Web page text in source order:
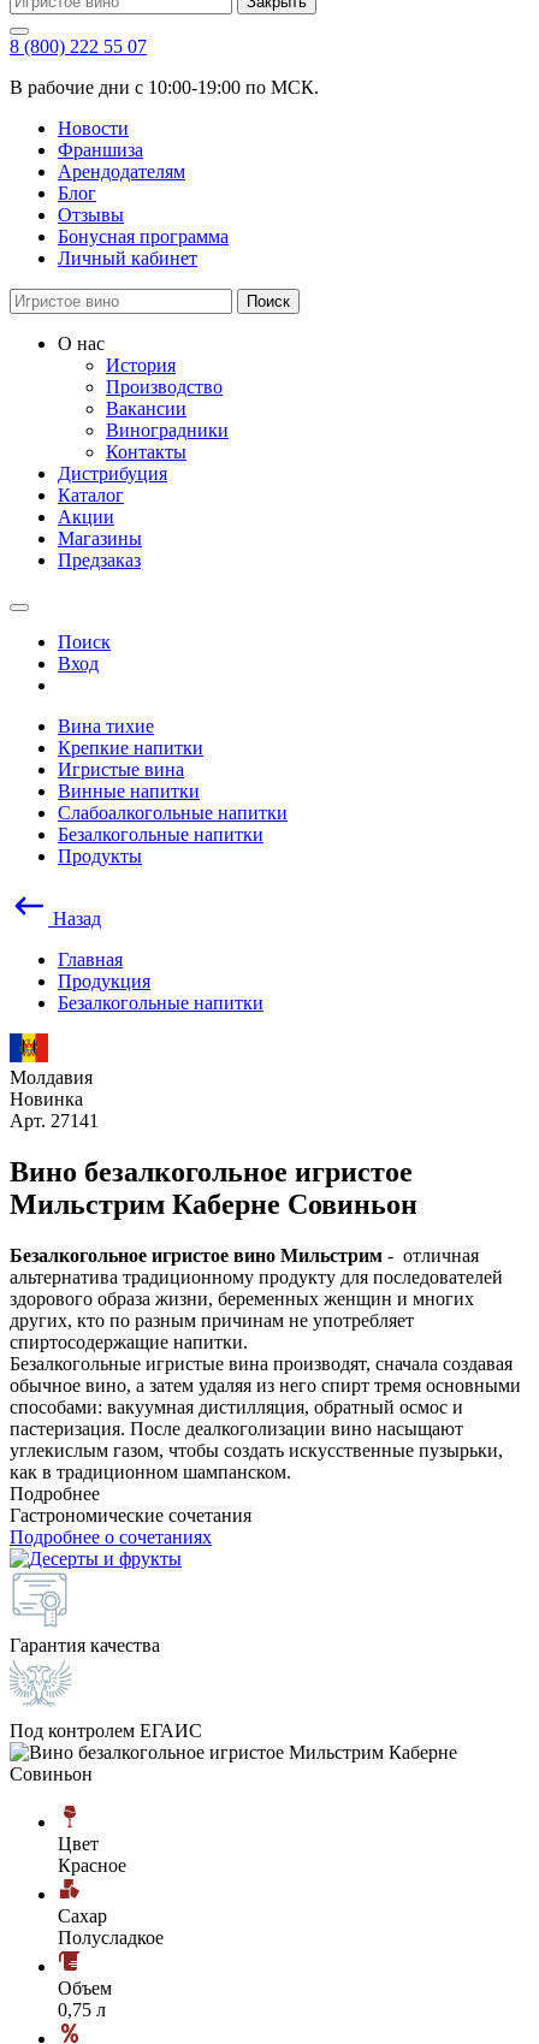
8 (800) 222 55 07
В рабочие дни с 10:00-19:00 по МСК.
Новости
Франшиза
Арендодателям
Блог
Отзывы
Бонусная программа
Личный кабинет
Поиск
О нас
История
Производство
Вакансии
Виноградники
Контакты
Дистрибуция
Каталог
Акции
Магазины
Предзаказ
Поиск
Вход
Вина тихие
Крепкие напитки
Игристые вина
Винные напитки
Слабоалкогольные напитки
Безалкогольные напитки
Продукты
Назад
Главная
Продукция
Безалкогольные напитки
Молдавия
Новинка
Арт. 27141
Вино безалкогольное игристое
Мильстрим Каберне Совиньон
Безалкогольное игристое вино Мильстрим - отличная
альтернатива традиционному продукту для последователей
здорового образа жизни, беременных женщин и многих
других, кто по разным причинам не употребляет
спиртосодержащие напитки.
Безалкогольные игристые вина производят, сначала создавая
обычное вино, а затем удаляя из него спирт тремя основными
способами: вакуумная дистилляция, обратный осмос и
пастеризация. После деалкоголизации вино насыщают
углекислым газом, чтобы создать искусственные пузырьки,
как в традиционном шампанском.
Подробнее
Гастрономические сочетания
Подробнее о сочетаниях
Гарантия качества
Под контролем ЕГАИС
Цвет
Красное
Сахар
Полусладкое
Объем
0,75 л